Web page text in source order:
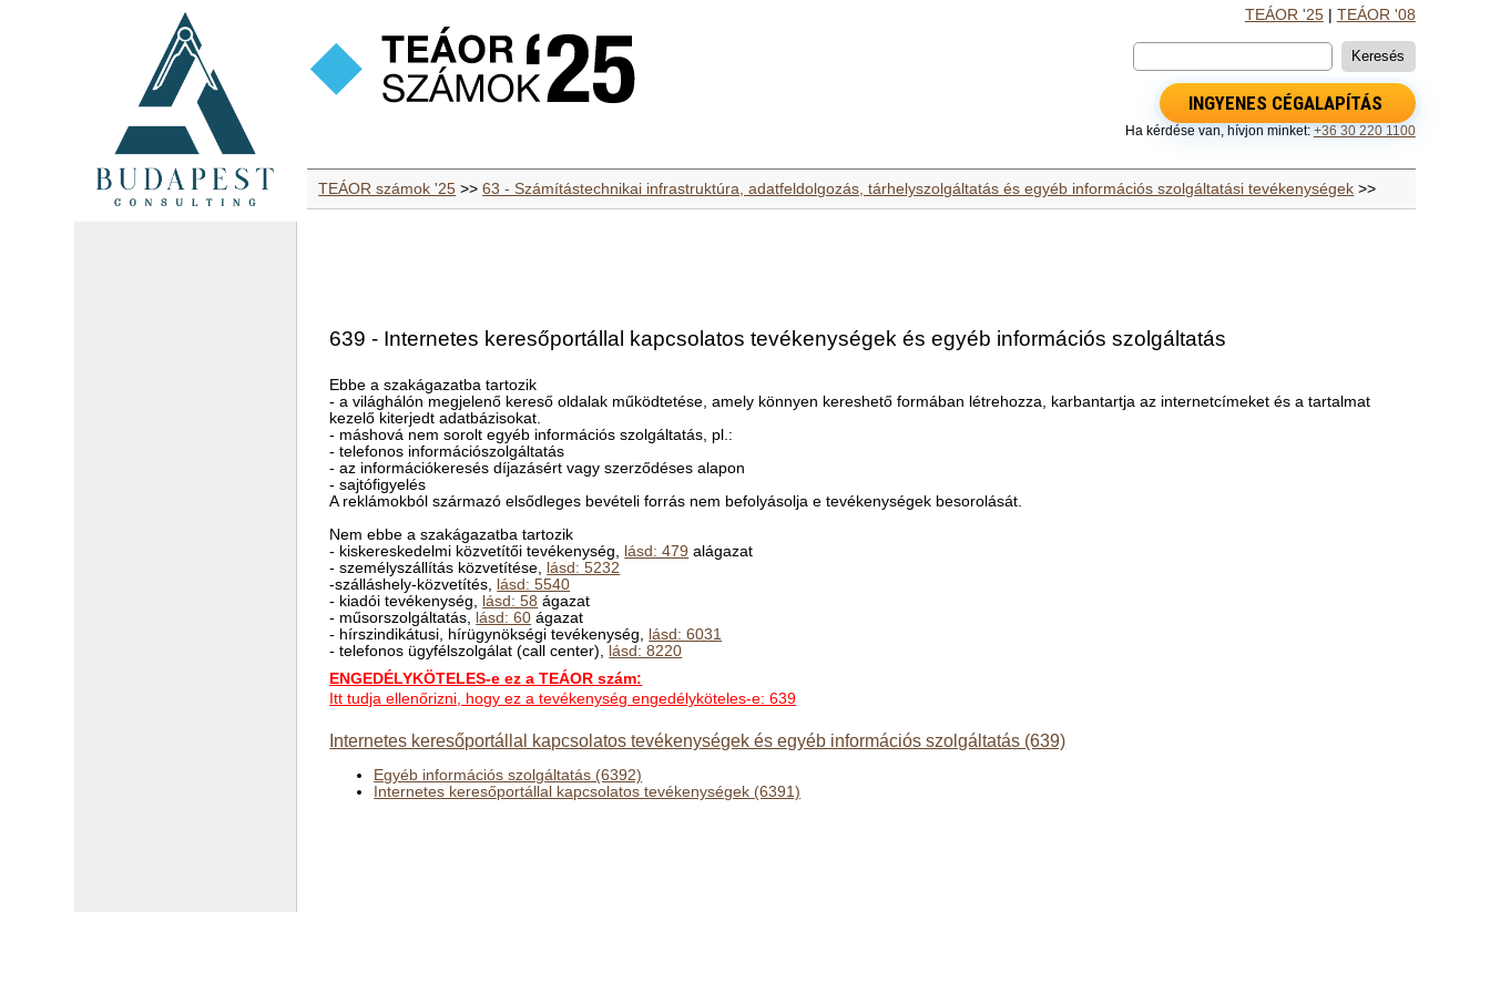
TEÁOR '25| TEÁOR '08
INGYENES CÉGALAPÍTÁS
Ha kérdése van, hívjon minket: +36 30 220 1100
TEÁOR számok '25 >>63 - Számítástechnikai infrastruktúra, adatfeldolgozás, tárhelyszolgáltatás és egyéb információs szolgáltatási tevékenységek >>
639 - Internetes keresőportállal kapcsolatos tevékenységek és egyéb információs szolgáltatás
Ebbe a szakágazatba tartozik
- a világhálón megjelenő kereső oldalak működtetése, amely könnyen kereshető formában létrehozza, karbantartja az internetcímeket és a tartalmat
kezelő kiterjedt adatbázisokat.
- máshová nem sorolt egyéb információs szolgáltatás, pl.:
- telefonos információszolgáltatás
- az információkeresés díjazásért vagy szerződéses alapon
- sajtófigyelés
A reklámokból származó elsődleges bevételi forrás nem befolyásolja e tevékenységek besorolását.
Nem ebbe a szakágazatba tartozik
- kiskereskedelmi közvetítői tevékenység, lásd: 479 alágazat
- személyszállítás közvetítése, lásd: 5232
-szálláshely-közvetítés, lásd: 5540
- kiadói tevékenység, lásd: 58 ágazat
- műsorszolgáltatás, lásd: 60 ágazat
- hírszindikátusi, hírügynökségi tevékenység, lásd: 6031
- telefonos ügyfélszolgálat (call center), lásd: 8220
ENGEDÉLYKÖTELES-e ez a TEÁOR szám:
Itt tudja ellenőrizni, hogy ez a tevékenység engedélyköteles-e: 639
Internetes keresőportállal kapcsolatos tevékenységek és egyéb információs szolgáltatás (639)
Egyéb információs szolgáltatás (6392)
Internetes keresőportállal kapcsolatos tevékenységek (6391)